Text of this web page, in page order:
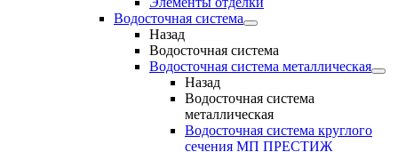
Водосточная система
Назад
Водосточная система
Водосточная система металлическая
Назад
Водосточная система
металлическая
Водосточная система круглого
сечения МП ПРЕСТИЖ